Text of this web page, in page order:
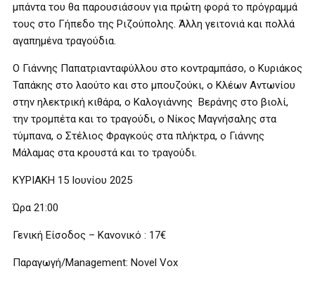
μπάντα του θα παρουσιάσουν για πρώτη φορά το πρόγραμμά
τους στο Γήπεδο της Ριζούπολης. Άλλη γειτονιά και πολλά
αγαπημένα τραγούδια.
Ο Γιάννης Παπατριανταφύλλου στο κοντραμπάσο, ο Κυριάκος
Ταπάκης στο λαούτο και στο μπουζούκι, ο Κλέων Αντωνίου
στην ηλεκτρική κιθάρα, ο Καλογιάννης Βεράνης στο βιολί,
την τρομπέτα και το τραγούδι, ο Νίκος Μαγνήσαλης στα
τύμπανα, ο Στέλιος Φραγκούς στα πλήκτρα, ο Γιάννης
Μάλαμας στα κρουστά και το τραγούδι.
ΚΥΡΙΑΚΗ 15 Ιουνίου 2025
Ώρα 21:00
Γενική Είσοδος – Κανονικό : 17€
Παραγωγή/Management: Novel Vox